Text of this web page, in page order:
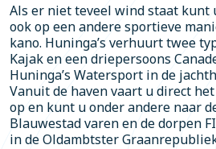
Als er niet teveel wind staat kunt
ook op een andere sportieve
kano. Huninga’s verhuurt twee
Kajak en een driepersoons
Huninga’s Watersport in de
Vanuit de haven vaart u direct
op en kunt u onder andere naar
Blauwestad varen en de dorpen
in de Oldambtster